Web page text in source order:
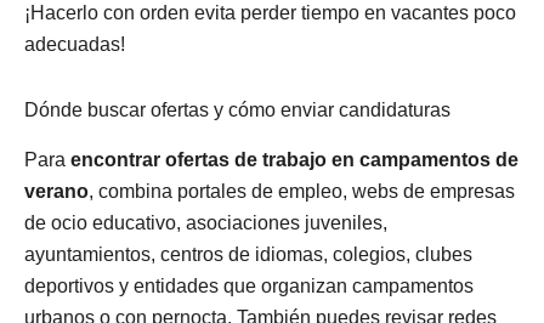
¡Hacerlo con orden evita perder tiempo en vacantes poco
adecuadas!
Dónde buscar ofertas y cómo enviar candidaturas
Para encontrar ofertas de trabajo en campamentos de
verano, combina portales de empleo, webs de empresas
de ocio educativo, asociaciones juveniles,
ayuntamientos, centros de idiomas, colegios, clubes
deportivos y entidades que organizan campamentos
urbanos o con pernocta. También puedes revisar redes